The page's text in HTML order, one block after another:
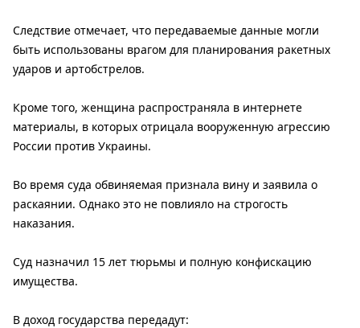
Следствие отмечает, что передаваемые данные могли
быть использованы врагом для планирования ракетных
ударов и артобстрелов.
Кроме того, женщина распространяла в интернете
материалы, в которых отрицала вооруженную агрессию
России против Украины.
Во время суда обвиняемая признала вину и заявила о
раскаянии. Однако это не повлияло на строгость
наказания.
Суд назначил 15 лет тюрьмы и полную конфискацию
имущества.
В доход государства передадут: